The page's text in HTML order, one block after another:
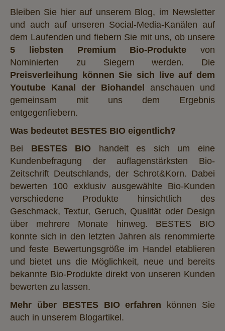
Bleiben Sie hier auf unserem Blog, im Newsletter
und auch auf unseren Social-Media-Kanälen auf
dem Laufenden und fiebern Sie mit uns, ob unsere
5 liebsten Premium Bio-Produkte von
Nominierten zu Siegern werden. Die
Preisverleihung können Sie sich live auf dem
Youtube Kanal der Biohandel
anschauen und
gemeinsam mit uns dem Ergebnis
entgegenfiebern.
Was bedeutet BESTES BIO eigentlich?
Bei BESTES BIO handelt es sich um eine
Kundenbefragung der auflagenstärksten Bio-
Zeitschrift Deutschlands, der Schrot&Korn. Dabei
bewerten 100 exklusiv ausgewählte Bio-Kunden
verschiedene Produkte hinsichtlich des
Geschmack, Textur, Geruch, Qualität oder Design
über mehrere Monate hinweg. BESTES BIO
konnte sich in den letzten Jahren als renommierte
und feste Bewertungsgröße im Handel etablieren
und bietet uns die Möglichkeit, neue und bereits
bekannte Bio-Produkte direkt von unseren Kunden
bewerten zu lassen.
Mehr über BESTES BIO erfahren können Sie
auch in unserem Blogartikel.